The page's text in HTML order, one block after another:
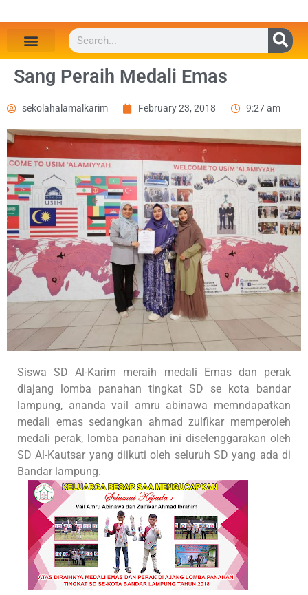
Sang Peraih Medali Emas
sekolahalamalkarim February 23, 2018 9:27 am
Siswa SD Al-Karim meraih medali Emas dan perak
diajang lomba panahan tingkat SD se kota bandar
lampung, ananda vail amru abinawa memndapatkan
medali emas sedangkan ahmad zulfikar memperoleh
medali perak, lomba panahan ini diselenggarakan oleh
SD Al-Kautsar yang diikuti oleh seluruh SD yang ada di
Bandar lampung.